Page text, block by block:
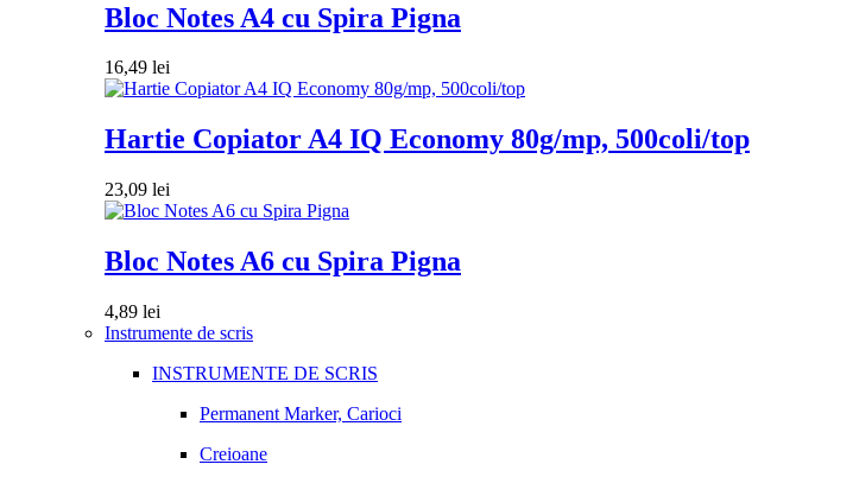
Bloc Notes A4 cu Spira Pigna
16,49 lei
Hartie Copiator A4 IQ Economy 80g/mp, 500coli/top
23,09 lei
Bloc Notes A6 cu Spira Pigna
4,89 lei
Instrumente de scris
INSTRUMENTE DE SCRIS
Permanent Marker, Carioci
Creioane